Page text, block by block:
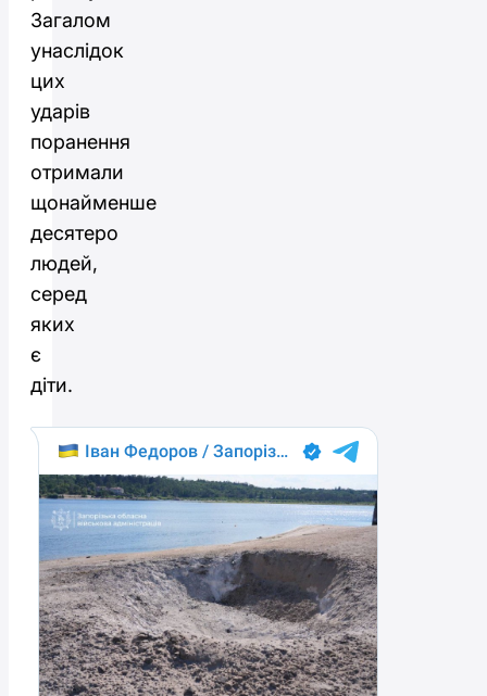
Загалом
унаслідок
цих
ударів
поранення
отримали
щонайменше
десятеро
людей,
серед
яких
є
діти.